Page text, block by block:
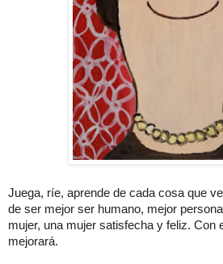
Juega, ríe, aprende de cada cosa que
de ser mejor ser humano, mejor
mujer, una mujer satisfecha y feliz. Con
mejorará.